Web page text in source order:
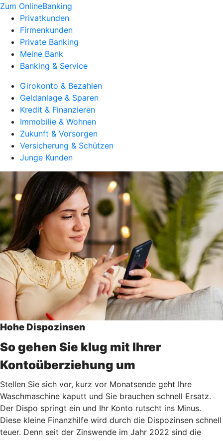
Zum OnlineBanking
Privatkunden
Firmenkunden
Private Banking
Meine Bank
Banking & Service
Girokonto & Bezahlen
Geldanlage & Sparen
Kredit & Finanzieren
Immobilie & Wohnen
Zukunft & Vorsorgen
Versicherung & Schützen
Junge Kunden
Hohe Dispozinsen
So gehen Sie klug mit Ihrer
Kontoüberziehung um
Stellen Sie sich vor, kurz vor Monatsende geht Ihre
Waschmaschine kaputt und Sie brauchen schnell Ersatz.
Der Dispo springt ein und Ihr Konto rutscht ins Minus.
Diese kleine Finanzhilfe wird durch die Dispozinsen schnell
teuer. Denn seit der Zinswende im Jahr 2022 sind die